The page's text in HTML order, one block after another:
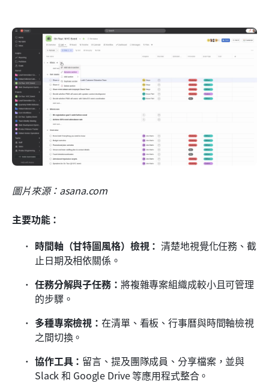
圖片來源：asana.com
主要功能：
時間軸（甘特圖風格）檢視： 清楚地視覺化任務、截
止日期及相依關係。
任務分解與子任務： 將複雜專案組織成較小且可管理
的步驟。
多種專案檢視：在清單、看板、行事曆與時間軸檢視
之間切換。
協作工具： 留言、提及團隊成員、分享檔案，並與
Slack 和 Google Drive 等應用程式整合。